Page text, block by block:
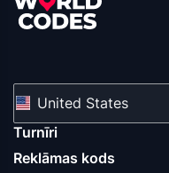
United States
Turnīri
Reklāmas kods